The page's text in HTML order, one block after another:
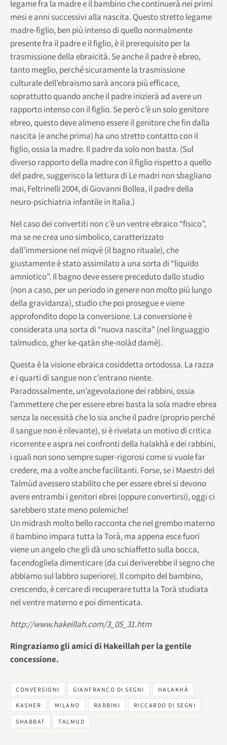
legame fra la madre e il bambino che continuerà nei primi
mesi e anni successivi alla nascita. Questo stretto legame
madre-figlio, ben più intenso di quello normalmente
presente fra il padre e il figlio, è il prerequisito per la
trasmissione della ebraicità. Se anche il padre è ebreo,
tanto meglio, perché sicuramente la trasmissione
culturale dell’ebraismo sarà ancora più efficace,
soprattutto quando anche il padre inizierà ad avere un
rapporto intenso con il figlio. Se però c’è un solo genitore
ebreo, questo deve almeno essere il genitore che fin dalla
nascita (e anche prima) ha uno stretto contatto con il
figlio, ossia la madre. Il padre da solo non basta. (Sul
diverso rapporto della madre con il figlio rispetto a quello
del padre, suggerisco la lettura di Le madri non sbagliano
mai, Feltrinelli 2004, di Giovanni Bollea, il padre della
neuro-psichiatria infantile in Italia.)
Nel caso dei convertiti non c’è un ventre ebraico “fisico”,
ma se ne crea uno simbolico, caratterizzato
dall’immersione nel miqvè (il bagno rituale), che
giustamente è stato assimilato a una sorta di “liquido
amniotico”. Il bagno deve essere preceduto dallo studio
(non a caso, per un periodo in genere non molto più lungo
della gravidanza), studio che poi prosegue e viene
approfondito dopo la conversione. La conversione è
considerata una sorta di “nuova nascita” (nel linguaggio
talmudico, gher ke-qatàn she-nolàd damè).
Questa è la visione ebraica cosiddetta ortodossa. La razza
e i quarti di sangue non c’entrano niente.
Paradossalmente, un’agevolazione dei rabbini, ossia
l’ammettere che per essere ebrei basta la sola madre ebrea
senza la necessità che lo sia anche il padre (proprio perché
il sangue non è rilevante), si è rivelata un motivo di critica
ricorrente e aspra nei confronti della halakhà e dei rabbini,
i quali non sono sempre super-rigorosi come si vuole far
credere, ma a volte anche facilitanti. Forse, se i Maestri del
Talmùd avessero stabilito che per essere ebrei si devono
avere entrambi i genitori ebrei (oppure convertirsi), oggi ci
sarebbero state meno polemiche!
Un midrash molto bello racconta che nel grembo materno
il bambino impara tutta la Torà, ma appena esce fuori
viene un angelo che gli dà uno schiaffetto sulla bocca,
facendogliela dimenticare (da cui deriverebbe il segno che
abbiamo sul labbro superiore). Il compito del bambino,
crescendo, è cercare di recuperare tutta la Torà studiata
nel ventre materno e poi dimenticata.
http://www.hakeillah.com/3_05_31.htm
Ringraziamo gli amici di Hakeillah per la gentile
concessione.
CONVERSIONI GIANFRANCO DI SEGNI HALAKHÀ
KASHER MILANO RABBINI RICCARDO DI SEGNI
SHABBAT TALMUD